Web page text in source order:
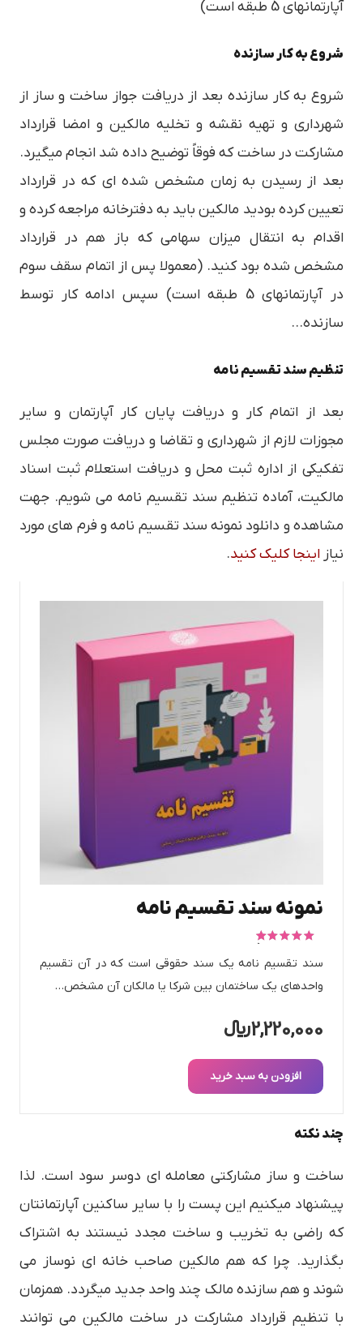
آپارتمانهای 5 طبقه است)
شروع به کار سازنده
شروع به کار سازنده بعد از دریافت جواز ساخت و ساز از
شهرداری و تهیه نقشه و تخلیه مالکین و امضا قرارداد
مشارکت در ساخت که فوقاً توضیح داده شد انجام میگیرد.
بعد از رسیدن به زمان مشخص شده ای که در قرارداد
تعیین کرده بودید مالکین باید به دفترخانه مراجعه کرده و
اقدام به انتقال میزان سهامی که باز هم در قرارداد
مشخص شده بود کنید. (معمولا پس از اتمام سقف سوم
در آپارتمانهای 5 طبقه است) سپس ادامه کار توسط
سازنده…
تنظیم سند تقسیم نامه
بعد از اتمام کار و دریافت پایان کار آپارتمان و سایر
مجوزات لازم از شهرداری و تقاضا و دریافت صورت مجلس
تفکیکی از اداره ثبت محل و دریافت استعلام ثبت اسناد
مالکیت، آماده تنظیم سند تقسیم نامه می شویم. جهت
مشاهده و دانلود نمونه سند تقسیم نامه و فرم های مورد
نیاز اینجا کلیک کنید.
نمونه سند تقسیم نامه
5.00
سند تقسیم نامه یک سند حقوقی است که در آن تقسیم
واحدهای یک ساختمان بین شرکا یا مالکان آن مشخص…
2,220,000﷼
افزودن به سبد خرید
چند نکته
ساخت و ساز مشارکتی معامله ای دوسر سود است. لذا
پیشنهاد میکنیم این پست را با سایر ساکنین آپارتمانتان
که راضی به تخریب و ساخت مجدد نیستند به اشتراک
بگذارید. چرا که هم مالکین صاحب خانه ای نوساز می
شوند و هم سازنده مالک چند واحد جدید میگردد. همزمان
با تنظیم قرارداد مشارکت در ساخت مالکین می توانند